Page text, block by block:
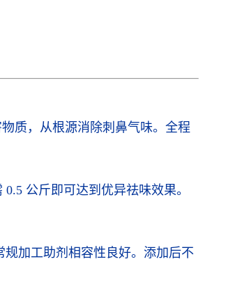
质，从根源消除刺鼻气味。全程
公斤即可达到优异祛味效果。
规加工助剂相容性良好。添加后不